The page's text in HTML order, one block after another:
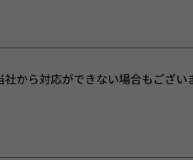
から対応ができない場合もござ